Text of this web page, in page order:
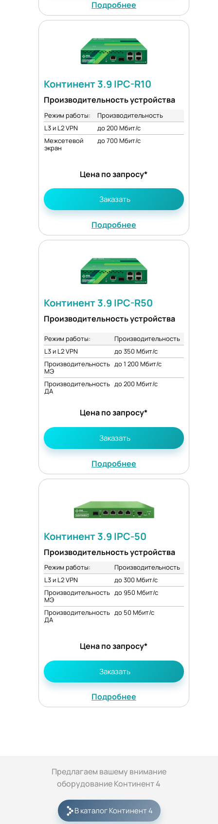
Подробнее
Континент 3.9 IPC-R10
Производительность устройства
Режим работы:
Производительность
L3 и L2 VPN
до 200 Мбит/с
Межсетевой
экран
до 700 Мбит/с
Цена по запросу*
Заказать
Подробнее
Континент 3.9 IPC-R50
Производительность устройства
Режим работы:
Производительность
L3 и L2 VPN
до 350 Мбит/с
Производительность
МЭ
до 1 200 Мбит/с
Производительность
ДА
до 200 Мбит/с
Цена по запросу*
Заказать
Подробнее
Континент 3.9 IPC-50
Производительность устройства
Режим работы:
Производительность
L3 и L2 VPN
до 300 Мбит/с
Производительность
МЭ
до 950 Мбит/с
Производительность
ДА
до 50 Мбит/с
Цена по запросу*
Заказать
Подробнее
Предлагаем вашему внимание
оборудование Континент 4
В каталог Континент 4